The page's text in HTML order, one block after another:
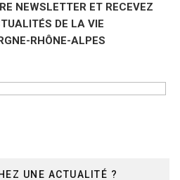
NEWSLETTER ET RECEVEZ
DE LA VIE
RHÔNE-ALPES
UNE ACTUALITÉ ?